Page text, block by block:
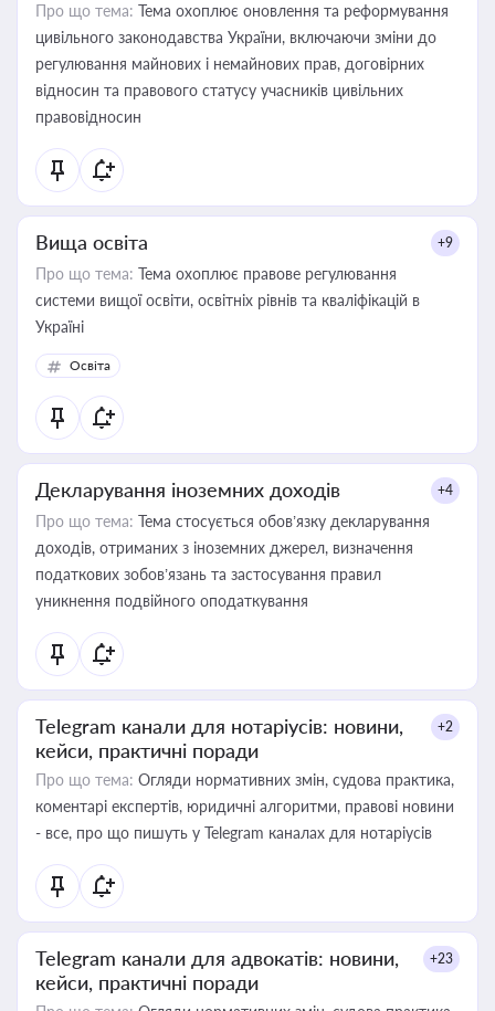
Про що тема: Тема охоплює оновлення та реформування
цивільного законодавства України, включаючи зміни до
регулювання майнових і немайнових прав, договірних
відносин та правового статусу учасників цивільних
правовідносин
Вища освіта +9
Про що тема: Тема охоплює правове регулювання
системи вищої освіти, освітніх рівнів та кваліфікацій в
Україні
Освіта
Декларування іноземних доходів +4
Про що тема: Тема стосується обов’язку декларування
доходів, отриманих з іноземних джерел, визначення
податкових зобов’язань та застосування правил
уникнення подвійного оподаткування
Telegram канали для нотаріусів: новини,
кейси, практичні поради
+2
Про що тема: Огляди нормативних змін, судова практика,
коментарі експертів, юридичні алгоритми, правові новини
- все, про що пишуть у Telegram каналах для нотаріусів
Telegram канали для адвокатів: новини,
кейси, практичні поради
+23